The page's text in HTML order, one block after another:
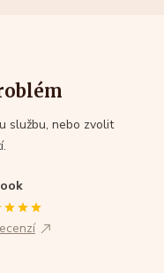
službu, nebo zvolit